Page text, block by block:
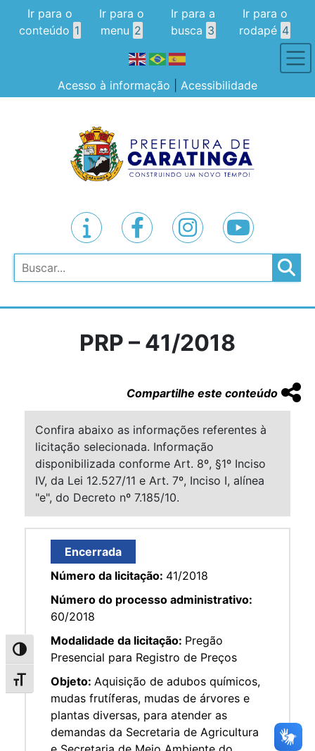
Alternar alto contraste
Alternar tamanho da fonte
Ir para o
conteúdo 1
Ir para o
menu 2
Ir para a
busca 3
Ir para o
rodapé 4
Acesso à informação Acessibilidade
Pesquisar
PRP – 41/2018
Compartilhe este conteúdo
Confira abaixo as informações referentes à
licitação selecionada. Informação
disponibilizada conforme Art. 8º, §1º Inciso
IV, da Lei 12.527/11 e Art. 7º, Inciso I, alínea
"e", do Decreto nº 7.185/10.
Encerrada
Número da licitação: 41/2018
Número do processo administrativo:
60/2018
Modalidade da licitação: Pregão
Presencial para Registro de Preços
Objeto: Aquisição de adubos químicos,
mudas frutíferas, mudas de árvores e
plantas diversas, para atender as
demandas da Secretaria de Agricultura